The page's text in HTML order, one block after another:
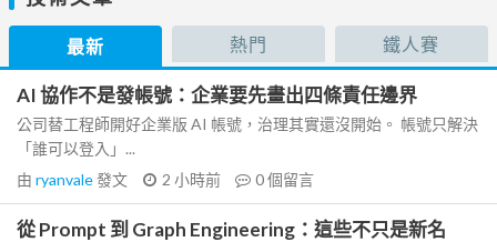
最新 熱門 鐵人賽
AI 協作不是發帳號：企業要先畫出四條責任邊界
公司替工程師開好企業版 AI 帳號，治理其實還沒開始。 帳號只解決
「誰可以登入」...
由 ryanvale發文 2 小時前 0個留言
從 Prompt 到 Graph Engineering：這些不只是新名